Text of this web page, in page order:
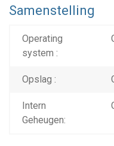
Samenstelling
Operating
system :
Opslag :
Intern
Geheugen: